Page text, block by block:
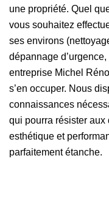
une propriété. Quel
vous souhaitez
ses environs
dépannage
entreprise Michel
s’en occuper. Nous
connaissances
qui pourra résister
esthétique et
parfaitement étanche.